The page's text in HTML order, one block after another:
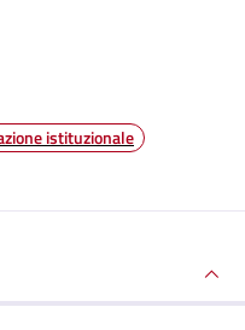
istituzionale